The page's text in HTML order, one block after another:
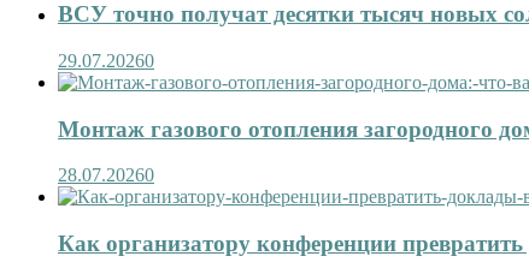
ВСУ точно получат десятки тысяч новых
29.07.20260
Монтаж газового отопления загородного
28.07.20260
Как организатору конференции